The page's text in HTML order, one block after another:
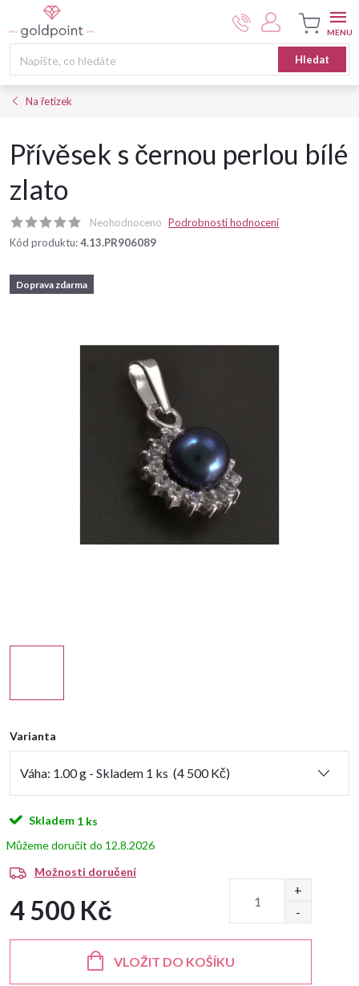
na
Hledat
Nákupní
košík
Na řetízek
Přívěsek s černou perlou bílé
zlato
Neohodnoceno Podrobnosti hodnocení
Kód produktu:4.13.PR906089
Doprava zdarma
Varianta
Skladem 1 ks
12.8.2026
Možnosti doručení
4 500 Kč
VLOŽIT DO KOŠÍKU